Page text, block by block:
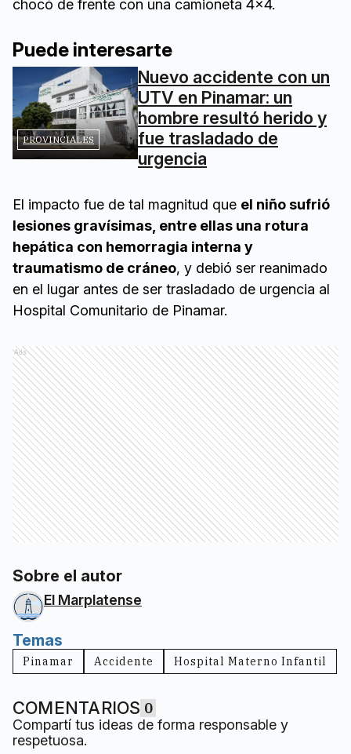
chocó de frente con una camioneta 4x4.
Puede interesarte
PROVINCIALES
Nuevo accidente con un
UTV en Pinamar: un
hombre resultó herido y
fue trasladado de
urgencia
El impacto fue de tal magnitud que el niño sufrió
lesiones gravísimas, entre ellas una rotura
hepática con hemorragia interna y
traumatismo de cráneo, y debió ser reanimado
en el lugar antes de ser trasladado de urgencia al
Hospital Comunitario de Pinamar.
Ads
Sobre el autor
El Marplatense
Temas
Pinamar Accidente Hospital Materno Infantil
COMENTARIOS 0
Compartí tus ideas de forma responsable y
respetuosa.